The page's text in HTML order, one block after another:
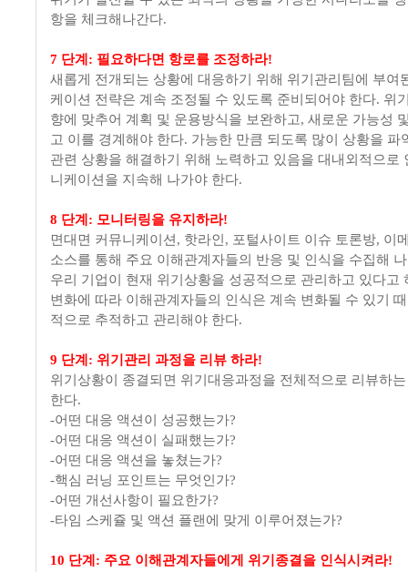
항을 체크해나간다.
7 단계: 필요하다면 항로를 조정하라!
새롭게 전개되는 상황에 대응하기 위해 위기관리팀에 부여
케이션 전략은 계속 조정될 수 있도록 준비되어야 한다. 위
향에 맞추어 계획 및 운용방식을 보완하고, 새로운 가능성
고 이를 경계해야 한다. 가능한 만큼 되도록 많이 상황을 파
관련 상황을 해결하기 위해 노력하고 있음을 대내외적으로
니케이션을 지속해 나가야 한다.
8 단계: 모니터링을 유지하라!
면대면 커뮤니케이션, 핫라인, 포털사이트 이슈 토론방, 이
소스를 통해 주요 이해관계자들의 반응 및 인식을 수집해
우리 기업이 현재 위기상황을 성공적으로 관리하고 있다고
변화에 따라 이해관계자들의 인식은 계속 변화될 수 있기
적으로 추적하고 관리해야 한다.
9 단계: 위기관리 과정을 리뷰 하라!
위기상황이 종결되면 위기대응과정을 전체적으로 리뷰하
한다.
-어떤 대응 액션이 성공했는가?
-어떤 대응 액션이 실패했는가?
-어떤 대응 액션을 놓쳤는가?
-핵심 러닝 포인트는 무엇인가?
-어떤 개선사항이 필요한가?
-타임 스케쥴 및 액션 플랜에 맞게 이루어졌는가?
10 단계: 주요 이해관계자들에게 위기종결을 인식시켜라!